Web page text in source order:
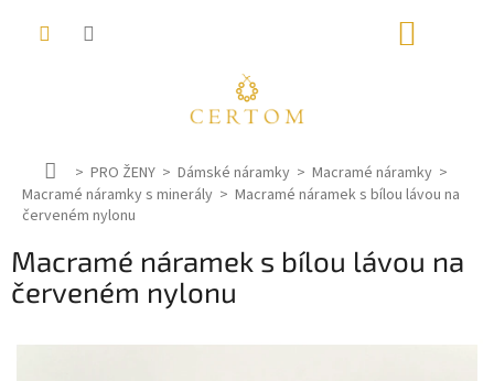
D
o
m
PRO ŽENY Dámské náramky
Macramé náramky
Macramé náramky s minerály
Macramé náramek s bílou lávou na
červeném nylonu
Macramé náramek s bílou lávou na
červeném nylonu